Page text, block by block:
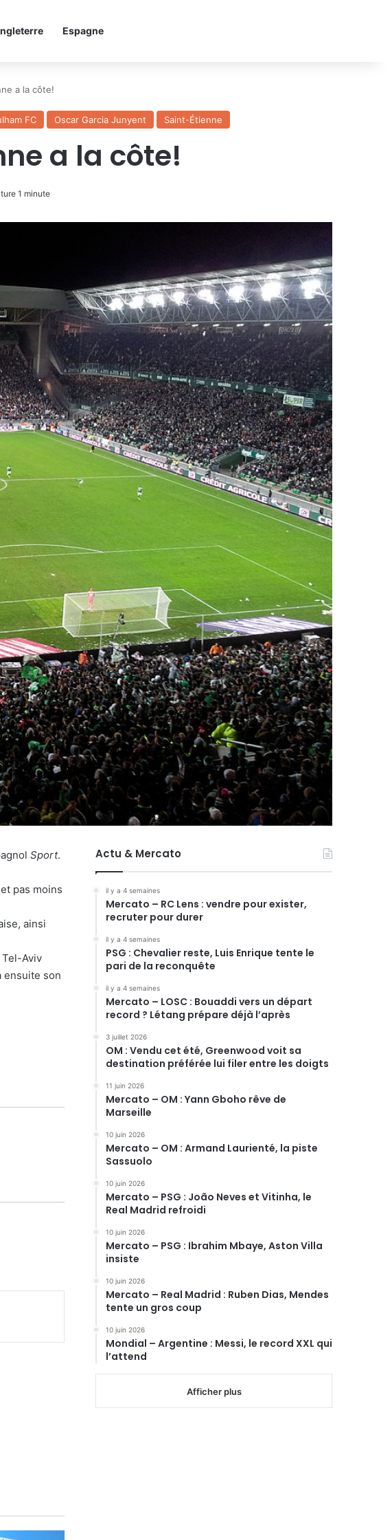
Espagne
a la côte!
FC Oscar Garcia Junyent Saint-Étienne
a la côte!
1 minute
Sport.
pas moins
ainsi
Tel-Aviv
ensuite son
Actu & Mercato
il y a 4 semaines
Mercato – RC Lens : vendre pour exister,
recruter pour durer
il y a 4 semaines
PSG : Chevalier reste, Luis Enrique tente le
pari de la reconquête
il y a 4 semaines
Mercato – LOSC : Bouaddi vers un départ
record ? Létang prépare déjà l’après
3 juillet 2026
OM : Vendu cet été, Greenwood voit sa
destination préférée lui filer entre les doigts
11 juin 2026
Mercato – OM : Yann Gboho rêve de
Marseille
10 juin 2026
Mercato – OM : Armand Laurienté, la piste
Sassuolo
10 juin 2026
Mercato – PSG : João Neves et Vitinha, le
Real Madrid refroidi
10 juin 2026
Mercato – PSG : Ibrahim Mbaye, Aston Villa
insiste
10 juin 2026
Mercato – Real Madrid : Ruben Dias, Mendes
tente un gros coup
10 juin 2026
Mondial – Argentine : Messi, le record XXL qui
l’attend
Afficher plus